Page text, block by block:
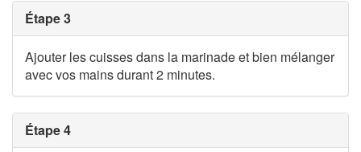
Étape 3
Ajouter les cuisses dans la marinade et bien mélanger
avec vos mains durant 2 minutes.
Étape 4